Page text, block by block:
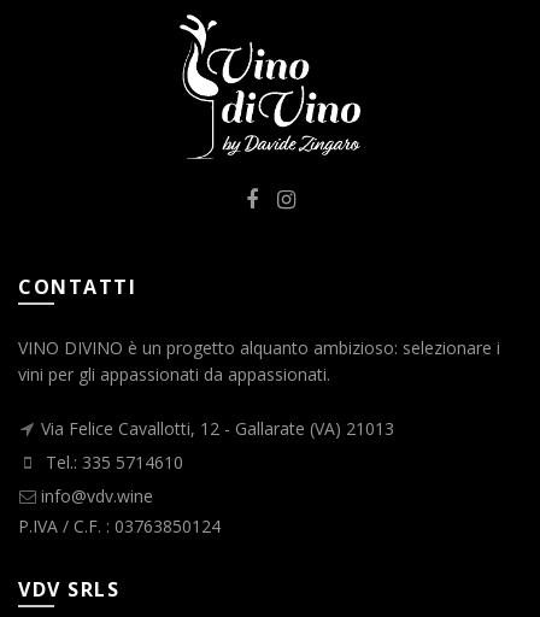
CONTATTI
VINO DIVINO è un progetto alquanto ambizioso: selezionare i
vini per gli appassionati da appassionati.
Via Felice Cavallotti, 12 - Gallarate (VA) 21013
Tel.: 335 5714610
info@vdv.wine
P.IVA / C.F. : 03763850124
VDV SRLS